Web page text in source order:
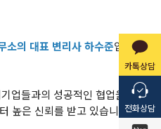
카톡상담
전화상담
소의 대표 변리사 하수준입니다.
업들과의 성공적인 협업을 통해,
높은 신뢰를 받고 있습니다.